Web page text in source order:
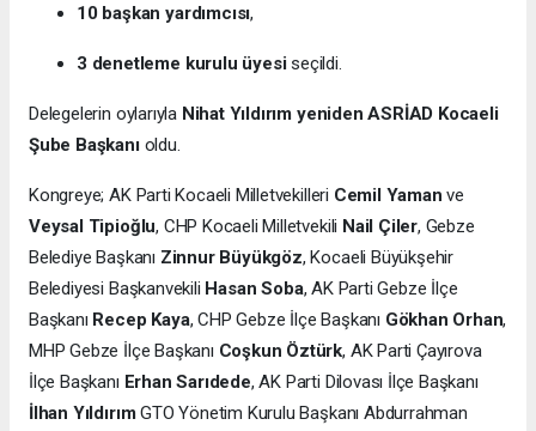
10 başkan yardımcısı,
3 denetleme kurulu üyesiseçildi.
Delegelerin oylarıyla Nihat Yıldırım yeniden ASRİAD Kocaeli
Şube Başkanıoldu.
Kongreye; AK Parti Kocaeli Milletvekilleri Cemil Yaman ve
Veysal Tipioğlu, CHP Kocaeli Milletvekili Nail Çiler, Gebze
Belediye Başkanı Zinnur Büyükgöz, Kocaeli Büyükşehir
Belediyesi Başkanvekili Hasan Soba, AK Parti Gebze İlçe
Başkanı Recep Kaya, CHP Gebze İlçe Başkanı Gökhan Orhan,
MHP Gebze İlçe Başkanı Coşkun Öztürk, AK Parti Çayırova
İlçe Başkanı Erhan Sarıdede, AK Parti Dilovası İlçe Başkanı
İlhan YıldırımGTO Yönetim Kurulu Başkanı Abdurrahman